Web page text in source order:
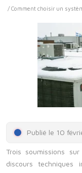
/ Comment choisir un
Publié le 10
Trois soumissions
discours techniques